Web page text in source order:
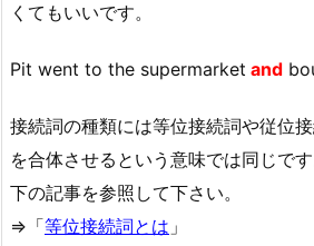
くてもいいです。
Pit went to the supermarket and
接続詞の種類には等位接続詞や従位
を合体させるという意味では同じで
下の記事を参照して下さい。
⇒「等位接続詞とは 」